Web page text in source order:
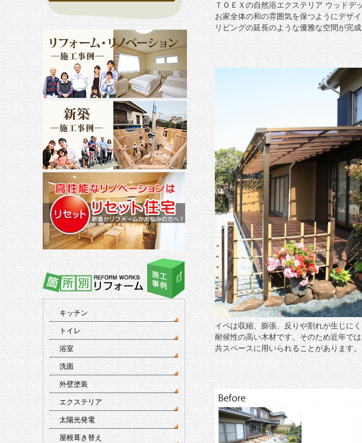
ＴＯＥＸの自然浴エクステリア ウッドデ
お家全体の和の雰囲気を保つようにデザ
リビングの延長のような優雅な空間が完
イペは収縮、膨張、反りや割れが生じに
耐候性の高い木材です。そのため近年で
共スペースに用いられることがあります。
キッチン
トイレ
浴室
洗面
外壁塗装
エクステリア
太陽光発電
屋根葺き替え